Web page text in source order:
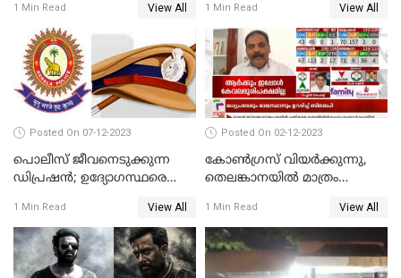
അണിഞ്ഞൊരുങ്ങി എസ് ബി
കോളേജ് മൈതാനം
1 Min Read View All
ആരോപണത്തിൽ
അന്വേഷണം
1 Min Read View All
Posted On 07-12-2023
പൊലീസ് ജീവനെടുക്കുന്ന
ഡിപ്രഷൻ; ഉദ്യോഗസ്ഥരെ
നടപടികളുമായി ഡിജിപി
1 Min Read View All
Posted On 02-12-2023
കോണ്‍ഗ്രസ് വിയര്‍ക്കുന്നു,
തെലങ്കാനയില്‍ മാത്രം
1 Min Read View All